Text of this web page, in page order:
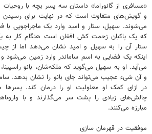
«مسافری از گانوراما» داستان سه پسر بچه با
و گویش‌های متفاوت است که در نهایت برای
می‌شوند. سهیل، ستار و امید وارد یک ماجراجویی با
که یک پاکبان زحمت کش افغان است هنگام کار
ستار آن را به سهیل و امید نشان می‌دهد اما از
اینکه یک فضایی به اسم ساماندر وارد زمین می‌شود
می‌آید. او به سهیل می‌گوید که ملکه‌شان، بانو
و آن شیء عجیب می‌تواند جای بانو را نشان بدهد.
در ازای کمک او معلولیت او را درمان کند. پسرها
چالش‌های زیادی را پشت سر می‌گذارند و با
مبارزه می‌کنند.
موفقیت در قهرمان سازی